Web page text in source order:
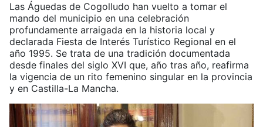
Las Águedas de Cogolludo han vuelto a tomar el
mando del municipio en una celebración
profundamente arraigada en la historia local y
declarada Fiesta de Interés Turístico Regional en el
año 1995. Se trata de una tradición documentada
desde finales del siglo XVI que, año tras año, reafirma
la vigencia de un rito femenino singular en la provincia
y en Castilla-La Mancha.